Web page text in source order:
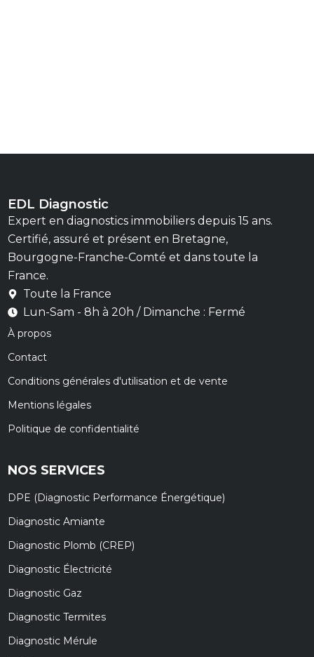
EDL Diagnostic
Expert en diagnostics immobiliers depuis 15 ans.
Certifié, assuré et présent en Bretagne,
Bourgogne-Franche-Comté et dans toute la
France.
Toute la France
Lun-Sam - 8h à 20h / Dimanche : Fermé
À propos
Contact
Conditions générales d'utilisation et de vente
Mentions légales
Politique de confidentialité
NOS SERVICES
DPE (Diagnostic Performance Énergétique)
Diagnostic Amiante
Diagnostic Plomb (CREP)
Diagnostic Électricité
Diagnostic Gaz
Diagnostic Termites
Diagnostic Mérule